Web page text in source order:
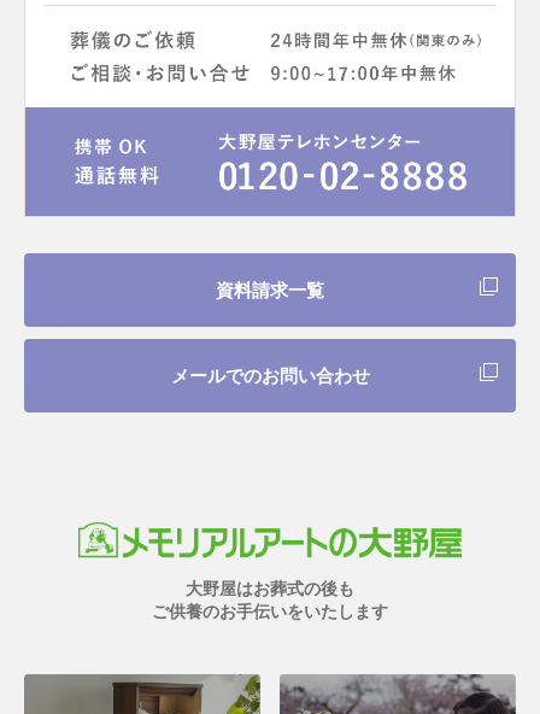
資料請求一覧
メールでのお問い合わせ
大野屋はお葬式の後も
ご供養のお手伝いをいたします